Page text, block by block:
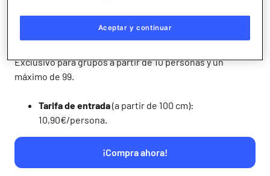
Exclusivo para grupos a partir de 10 personas y un
máximo de 99.
Tarifa de entrada(a partir de 100 cm):
10,90€/persona.
¡Compra ahora!
Aceptar y continuar